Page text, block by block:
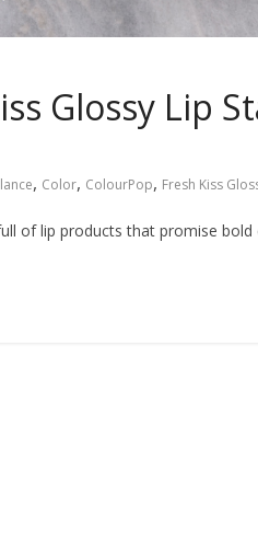
Glossy Lip
, Color, ColourPop, Fresh Kiss
of lip products that promise